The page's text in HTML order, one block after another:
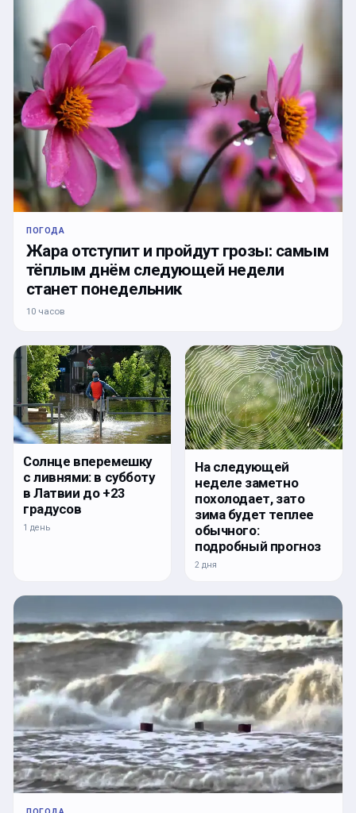
ПОГОДА
Жара отступит и пройдут грозы: самым
тёплым днём следующей недели
станет понедельник
10 часов
Солнце вперемешку
с ливнями: в субботу
в Латвии до +23
градусов
1 день
На следующей
неделе заметно
похолодает, зато
зима будет теплее
обычного:
подробный прогноз
2 дня